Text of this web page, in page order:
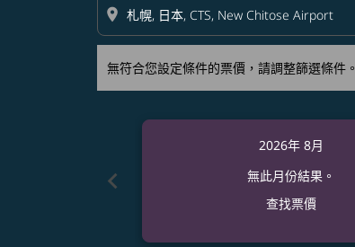
location_on
無符合您設定條件的票價，請調整篩選條件。
chevron_left
2026年 8月
無此月份結果。
查找票價